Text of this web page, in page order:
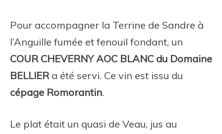
Pour accompagner la Terrine de Sandre à
l’Anguille fumée et fenouil fondant, un
COUR CHEVERNY AOC BLANC du Domaine
BELLIERa été servi. Ce vin est issu du
cépage Romorantin.
Le plat était un quasi de Veau, jus au